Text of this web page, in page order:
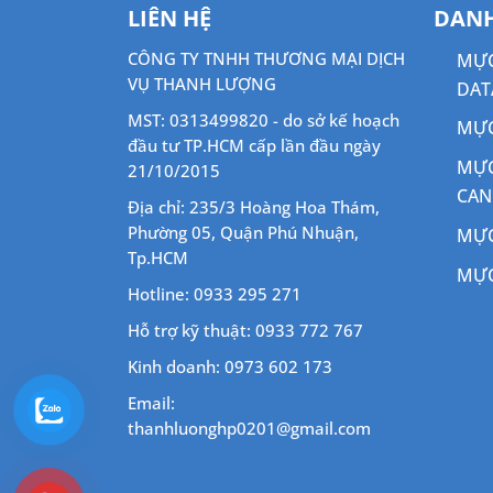
LIÊN HỆ
CÔNG TY TNHH THƯƠNG MẠI DỊCH
VỤ THANH LƯỢNG
MST: 0313499820 - do sở kế hoạch
đầu tư TP.HCM cấp lần đầu ngày
21/10/2015
Địa chỉ: 235/3 Hoàng Hoa Thám,
Phường 05, Quận Phú Nhuận,
Tp.HCM
Hotline: 0933 295 271
Hỗ trợ kỹ thuật: 0933 772 767
Kinh doanh: 0973 602 173
Email:
thanhluonghp0201@gmail.com